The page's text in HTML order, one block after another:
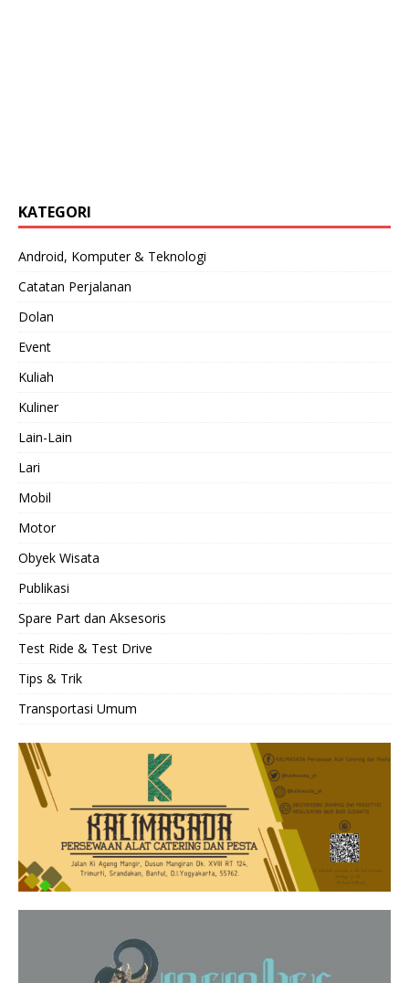
KATEGORI
Android, Komputer & Teknologi
Catatan Perjalanan
Dolan
Event
Kuliah
Kuliner
Lain-Lain
Lari
Mobil
Motor
Obyek Wisata
Publikasi
Spare Part dan Aksesoris
Test Ride & Test Drive
Tips & Trik
Transportasi Umum